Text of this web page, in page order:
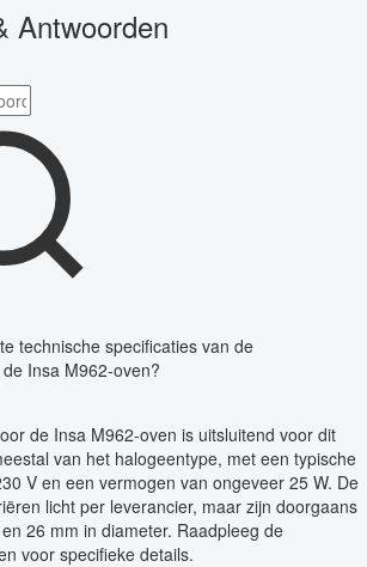
Antwoorden
technische specificaties van de
Insa M962-oven?
de Insa M962-oven is uitsluitend voor dit
van het halogeentype, met een typische
V en een vermogen van ongeveer 25 W. De
licht per leverancier, maar zijn doorgaans
26 mm in diameter. Raadpleeg de
voor specifieke details.